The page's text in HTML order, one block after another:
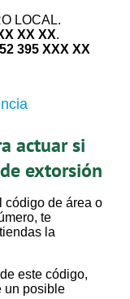
LOCAL.
XX XX.
395 XXX XX
actuar si
extorsión
código de área o
te
la
este código,
un posible